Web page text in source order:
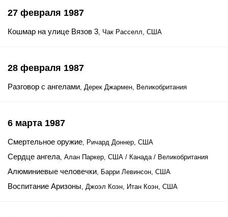
27 февраля 1987
Кошмар на улице Вязов 3, Чак Расселл, США
28 февраля 1987
Разговор с ангелами, Дерек Джармен, Великобритания
6 марта 1987
Смертельное оружие, Ричард Доннер, США
Сердце ангела, Алан Паркер, США / Канада / Великобритания
Алюминиевые человечки, Барри Левинсон, США
Воспитание Аризоны, Джоэл Коэн, Итан Коэн, США